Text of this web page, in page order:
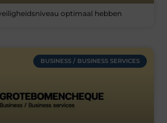
optimaal hebben
BUSINESS / BUSINESS SERVICES